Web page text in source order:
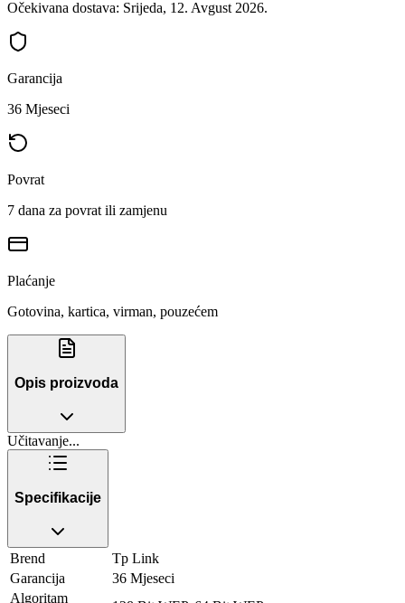
Očekivana dostava: Srijeda, 12. Avgust 2026.
Garancija
36 Mjeseci
Povrat
7 dana za povrat ili zamjenu
Plaćanje
Gotovina, kartica, virman, pouzećem
Opis proizvoda
Učitavanje...
Specifikacije
Brend
Tp Link
Garancija
36 Mjeseci
Algoritam